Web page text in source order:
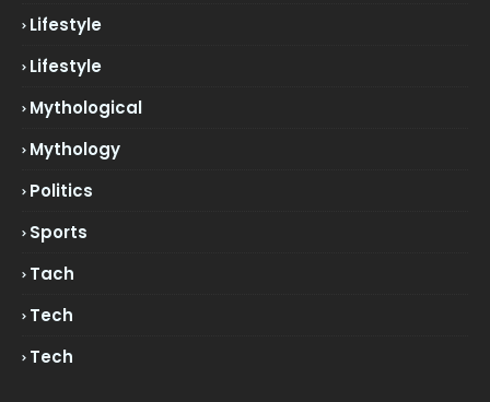
Lifestyle
Lifestyle
Mythological
Mythology
Politics
Sports
Tach
Tech
Tech